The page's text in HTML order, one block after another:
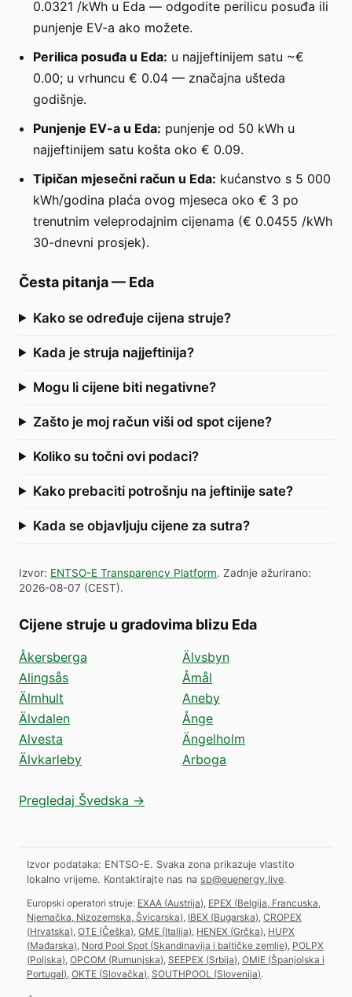
0.0321 /kWh u Eda — odgodite perilicu posuđa ili
punjenje EV-a ako možete.
Perilica posuđa u Eda: u najjeftinijem satu ~€
0.00; u vrhuncu € 0.04 — značajna ušteda
godišnje.
Punjenje EV-a u Eda: punjenje od 50 kWh u
najjeftinijem satu košta oko € 0.09.
Tipičan mjesečni račun u Eda: kućanstvo s 5 000
kWh/godina plaća ovog mjeseca oko € 3 po
trenutnim veleprodajnim cijenama (€ 0.0455 /kWh
30-dnevni prosjek).
Česta pitanja— Eda
Kako se određuje cijena struje?
Kada je struja najjeftinija?
Mogu li cijene biti negativne?
Zašto je moj račun viši od spot cijene?
Koliko su točni ovi podaci?
Kako prebaciti potrošnju na jeftinije sate?
Kada se objavljuju cijene za sutra?
Izvor: ENTSO-E Transparency Platform. Zadnje ažurirano:
2026-08-07 (CEST).
Cijene struje u gradovima blizu Eda
Åkersberga
Alingsås
Älmhult
Älvdalen
Alvesta
Älvkarleby
Älvsbyn
Åmål
Aneby
Ånge
Ängelholm
Arboga
Pregledaj Švedska →
Izvor podataka: ENTSO-E. Svaka zona prikazuje vlastito
lokalno vrijeme. Kontaktirajte nas na sp@euenergy.live.
Europski operatori struje: EXAA (Austrija) EPEX (Belgija, Francuska,
Njemačka, Nizozemska, Švicarska) IBEX (Bugarska) CROPEX
(Hrvatska) OTE (Češka) GME (Italija) HENEX (Grčka) HUPX
(Mađarska) Nord Pool Spot (Skandinavija i baltičke zemlje) POLPX
(Poljska) OPCOM (Rumunjska) SEEPEX (Srbija) OMIE (Španjolska i
Portugal) OKTE (Slovačka) SOUTHPOOL (Slovenija).